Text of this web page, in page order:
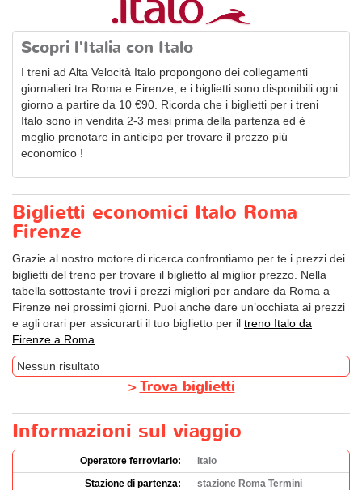
Scopri l'Italia con Italo
I treni ad Alta Velocità Italo propongono dei collegamenti
giornalieri tra Roma e Firenze, e i biglietti sono disponibili ogni
giorno a partire da 10 €90 . Ricorda che i biglietti per i treni
Italo sono in vendita 2-3 mesi prima della partenza ed è
meglio prenotare in anticipo per trovare il prezzo più
economico !
Biglietti economici Italo Roma
Firenze
Grazie al nostro motore di ricerca confrontiamo per te i prezzi dei
biglietti del treno per trovare il biglietto al miglior prezzo. Nella
tabella sottostante trovi i prezzi migliori per andare da Roma a
Firenze nei prossimi giorni. Puoi anche dare un’occhiata ai prezzi
e agli orari per assicurarti il tuo biglietto per il treno Italo da
Firenze a Roma
Nessun risultato
>Trova biglietti
Informazioni sul viaggio
Operatore ferroviario:
Italo
Stazione di partenza:
stazione Roma Termini